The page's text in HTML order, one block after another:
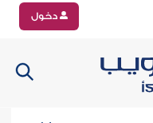
دخول